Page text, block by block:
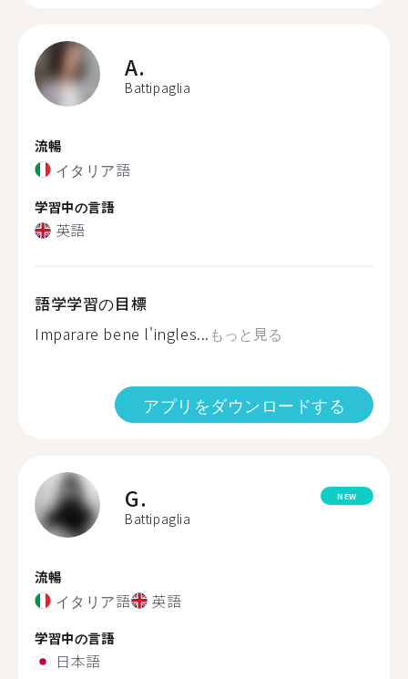
A.
Battipaglia
流暢
イタリア語
学習中の言語
英語
語学学習の目標
Imparare bene l'ingles... もっと見る
アプリをダウンロードする
G.
Battipaglia
NEW
流暢
イタリア語 英語
学習中の言語
日本語